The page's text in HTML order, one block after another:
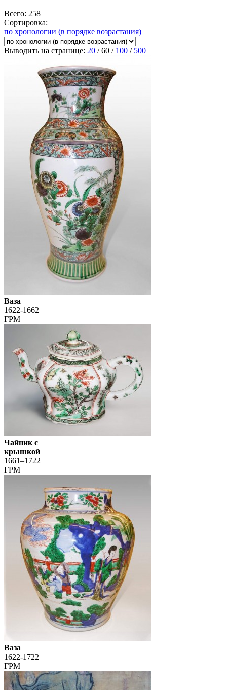
Всего: 258
Сортировка:
по хронологии (в порядке возрастания)
Выводить на странице: 20 /60 / 100 / 500
Ваза
1622-1662
ГРМ
Чайник с
крышкой
1661–1722
ГРМ
Ваза
1622-1722
ГРМ